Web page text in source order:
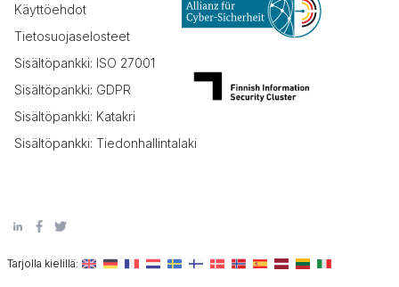
Käyttöehdot
Tietosuojaselosteet
Sisältöpankki: ISO 27001
Sisältöpankki: GDPR
Sisältöpankki: Katakri
Sisältöpankki: Tiedonhallintalaki
Tarjolla kielillä: